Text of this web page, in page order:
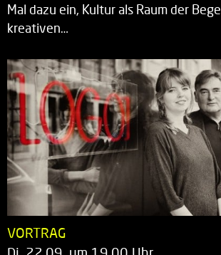
Mal dazu ein, Kultur als Raum der
kreativen…
VORTRAG